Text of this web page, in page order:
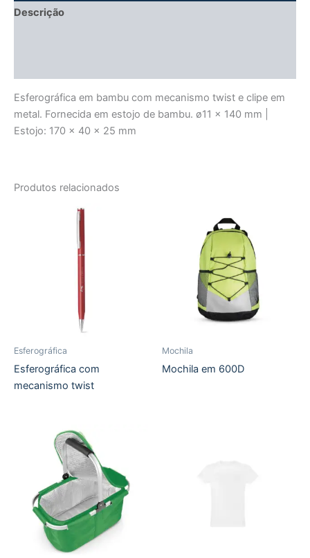
Descrição
Esferográfica em bambu com mecanismo twist e clipe em
metal. Fornecida em estojo de bambu. ø11 x 140 mm |
Estojo: 170 x 40 x 25 mm
Produtos relacionados
Esferográfica
Esferográfica com
mecanismo twist
Mochila
Mochila em 600D